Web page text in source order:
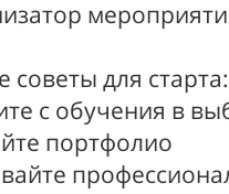
советы для старта:
с обучения в
портфолио